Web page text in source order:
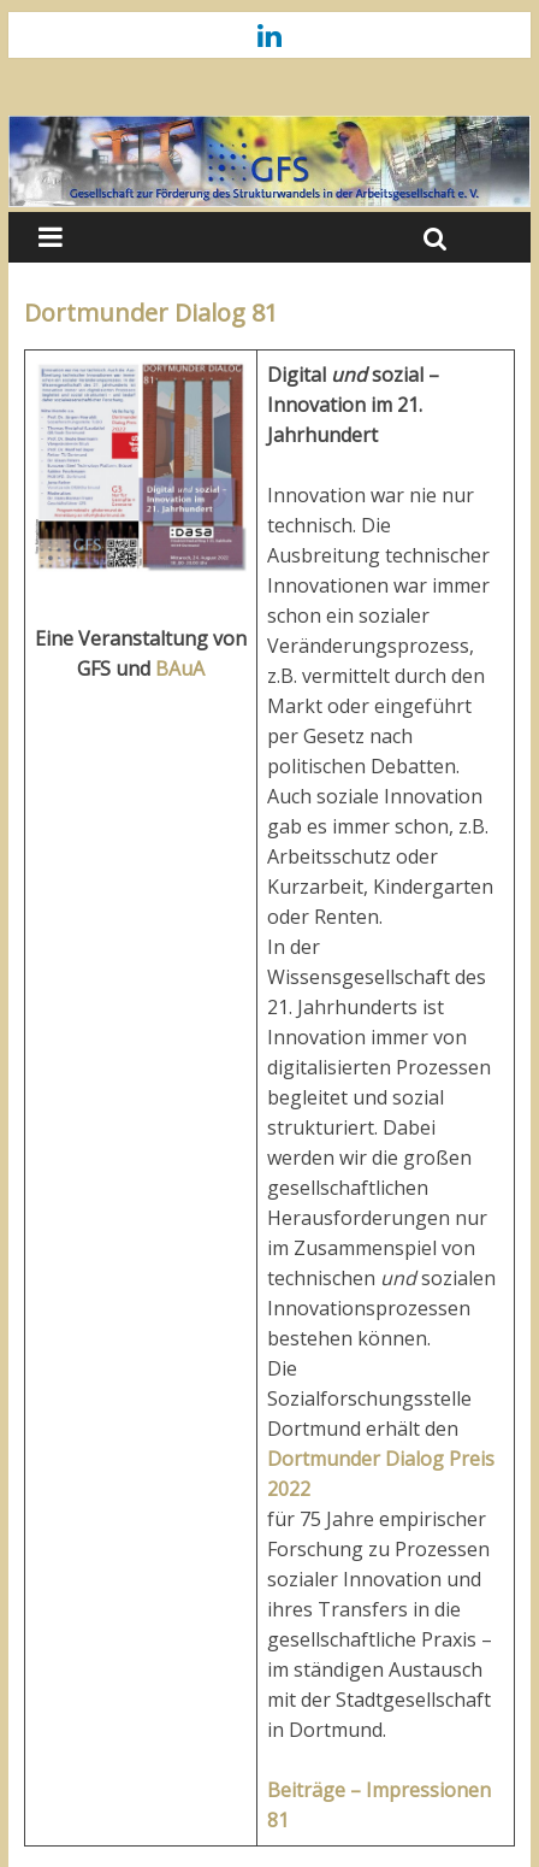
Dortmunder Dialog 81
Eine Veranstaltung von
GFS und BAuA
Digital undsozial –
Innovation im 21.
Jahrhundert
Innovation war nie nur
technisch. Die
Ausbreitung technischer
Innovationen war immer
schon ein sozialer
Veränderungsprozess,
z.B. vermittelt durch den
Markt oder eingeführt
per Gesetz nach
politischen Debatten.
Auch soziale Innovation
gab es immer schon, z.B.
Arbeitsschutz oder
Kurzarbeit, Kindergarten
oder Renten.
In der
Wissensgesellschaft des
21. Jahrhunderts ist
Innovation immer von
digitalisierten Prozessen
begleitet und sozial
strukturiert. Dabei
werden wir die großen
gesellschaftlichen
Herausforderungen nur
im Zusammenspiel von
technischen undsozialen
Innovationsprozessen
bestehen können.
Die
Sozialforschungsstelle
Dortmund erhält den
Dortmunder Dialog Preis
2022
für 75 Jahre empirischer
Forschung zu Prozessen
sozialer Innovation und
ihres Transfers in die
gesellschaftliche Praxis –
im ständigen Austausch
mit der Stadtgesellschaft
in Dortmund.
Beiträge – Impressionen
81